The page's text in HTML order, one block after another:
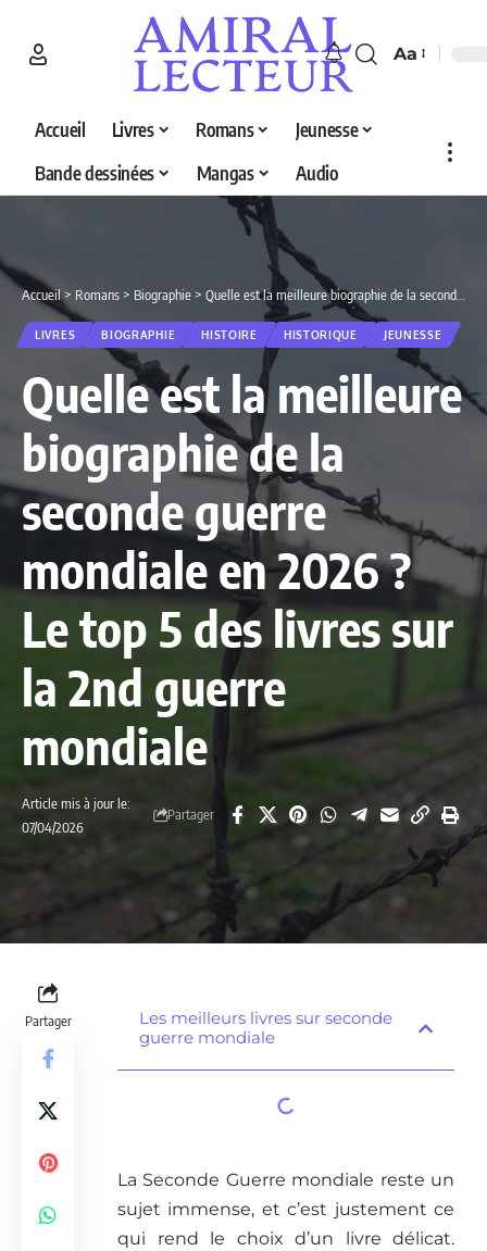
Aa
Accueil Livres Romans
Jeunesse
Bande dessinées
Mangas Audio
Accueil > Romans > Biographie > Quelle est la meilleure biographie de la seconde guerre mondiale en 2026 ? Le top 5 des livres sur la 2nd guerre mondiale
LIVRES BIOGRAPHIE HISTOIRE HISTORIQUE JEUNESSE
Quelle est la meilleure
biographie de la
seconde guerre
mondiale en 2026 ?
Le top 5 des livres sur
la 2nd guerre
mondiale
Article mis à jour le:
07/04/2026
Partager
Partager
Les meilleurs livres sur seconde
guerre mondiale
La Seconde Guerre mondiale reste un
sujet immense, et c’est justement ce
qui rend le choix d’un livre délicat.